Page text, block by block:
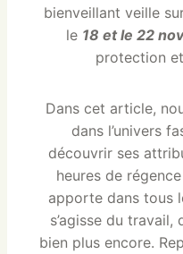
bienveillant veille
le 18 et le 22
protection
Dans cet article,
dans l’univers
découvrir ses
heures de
apporte dans tous
s’agisse du travail,
bien plus encore.